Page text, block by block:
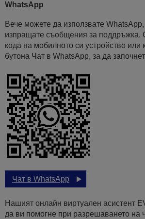
WhatsApp
Вече можете да използвате
изпращате съобщения за поддръжка.
кода на мобилното си устройство или
бутона Чат в WhatsApp, за да
Чат в WhatsApp
Нашият онлайн виртуален асистент
да ви помогне при разрешаването на